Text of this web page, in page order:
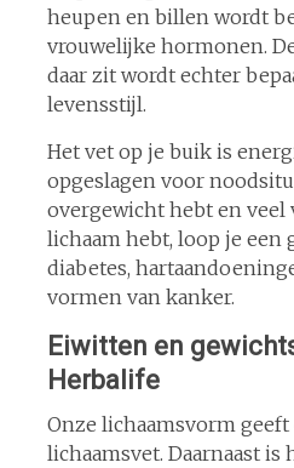
heupen en billen wordt
vrouwelijke hormonen.
daar zit wordt echter
levensstijl.
Het vet op je buik is
opgeslagen voor
overgewicht hebt en veel
lichaam hebt, loop je een
diabetes,
vormen van kanker.
Eiwitten en
Herbalife
Onze lichaamsvorm
lichaamsvet. Daarnaast